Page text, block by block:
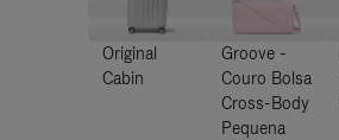
Original
Cabin
Groove -
Couro Bolsa
Cross-Body
Pequena